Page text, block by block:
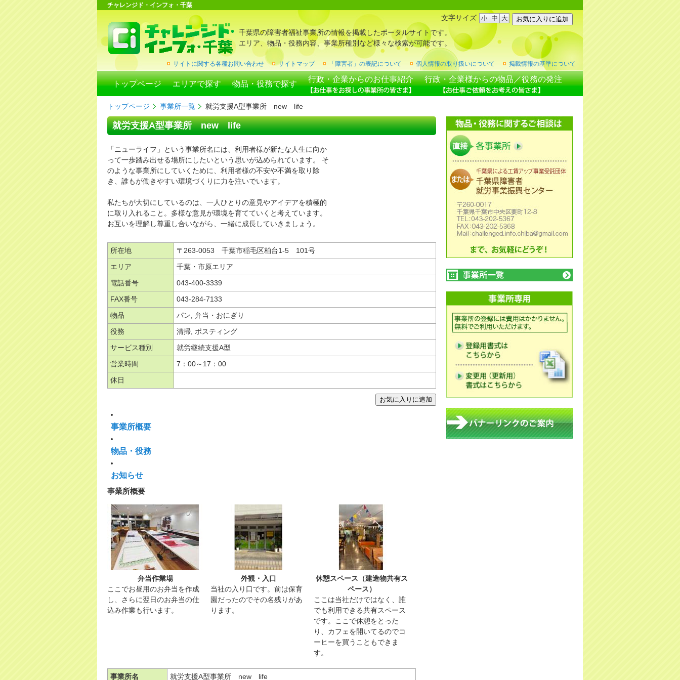
チャレンジド・インフォ・千葉
千葉県の障害者福祉事業所の情報を掲載したポータルサイトです。
エリア、物品・役務内容、事業所種別など様々な検索が可能です。
文字サイズ
サイトに関する各種お問い合わせ サイトマップ 「障害者」の表記について 個人情報の取り扱いについて 掲載情報の基準について
トップページ エリアで探す 物品・役務で探す
行政・企業からのお仕事紹介 行政・企業様からの物品／役務の発注
トップページ 事業所一覧 就労支援A型事業所 new life
就労支援A型事業所 new life
「ニューライフ」という事業所名には、利用者様が新たな人生に向か
って一歩踏み出せる場所にしたいという思いが込められています。 そ
のような事業所にしていくために、利用者様の不安や不満を取り除
き、誰もが働きやすい環境づくりに力を注いでいます。
私たちが大切にしているのは、一人ひとりの意見やアイデアを積極的
に取り入れること。多様な意見が環境を育てていくと考えています。
お互いを理解し尊重し合いながら、一緒に成長していきましょう。
所在地
〒263-0053 千葉市稲毛区柏台1-5 101号
エリア
千葉・市原エリア
電話番号
043-400-3339
FAX番号
043-284-7133
物品
パン, 弁当・おにぎり
役務
清掃, ポスティング
サービス種別
就労継続支援A型
営業時間
7：00～17：00
休日
事業所概要
物品・役務
お知らせ
事業所概要
弁当作業場
ここでお昼用のお弁当を作成
し、さらに翌日のお弁当の仕
込み作業も行います。
外観・入口
当社の入り口です。前は保育
園だったのでその名残りがあ
ります。
休憩スペース（建造物共有ス
ペース）
ここは当社だけではなく、誰
でも利用できる共有スペース
です。ここで休憩をとった
り、カフェを開いてるのでコ
ーヒーを買うこともできま
す。
事業所名 就労支援A型事業所 new life